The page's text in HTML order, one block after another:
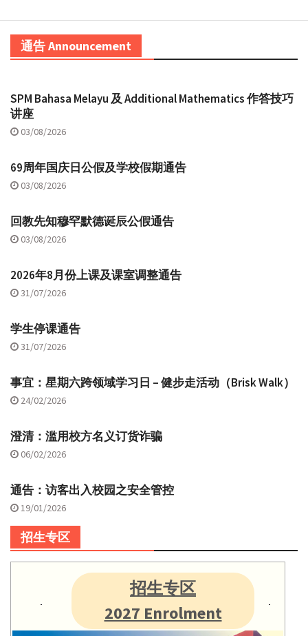
通告 Announcement
SPM Bahasa Melayu 及 Additional Mathematics 作答技巧
讲座
03/08/2026
69周年国庆日公假及学校假期通告
03/08/2026
回教先知穆罕默德诞辰公假通告
03/08/2026
2026年8月份上课及课室调整通告
31/07/2026
学生停课通告
31/07/2026
事宜：星期六跨领域学习日 – 健步走活动（Brisk Walk）
24/02/2026
澄清：滥用校方名义订货诈骗
06/02/2026
通告：访客出入校园之安全管控
19/01/2026
招生专区
招生专区
2027 Enrolment